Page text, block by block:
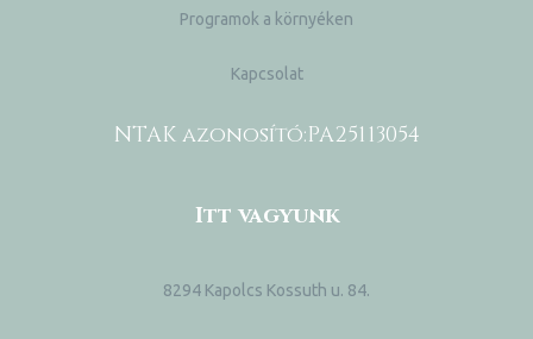
Programok a környéken
Kapcsolat
NTAK azonosító:PA25113054
Itt vagyunk
8294 Kapolcs Kossuth u. 84.